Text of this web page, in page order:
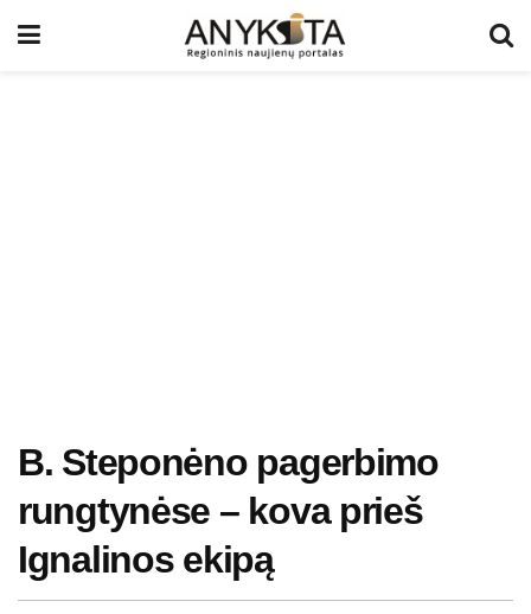
B. Steponėno pagerbimo
rungtynėse – kova prieš
Ignalinos ekipą